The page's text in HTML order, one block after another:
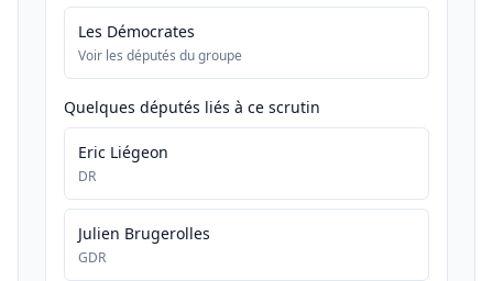
Les Démocrates
Voir les députés du groupe
Quelques députés liés à ce scrutin
Eric Liégeon
DR
Julien Brugerolles
GDR